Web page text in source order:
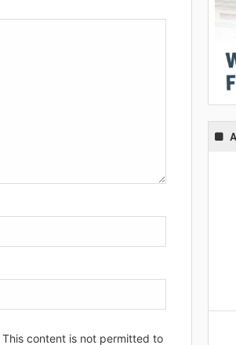
This content is not permitted to